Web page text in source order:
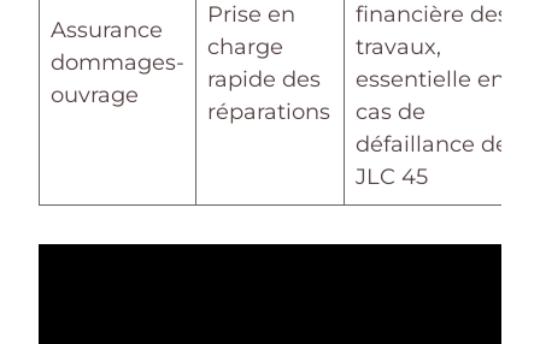
Assurance
dommages-
ouvrage
Prise en
charge
rapide des
réparations
financière des
travaux,
essentielle en
cas de
défaillance de
JLC 45